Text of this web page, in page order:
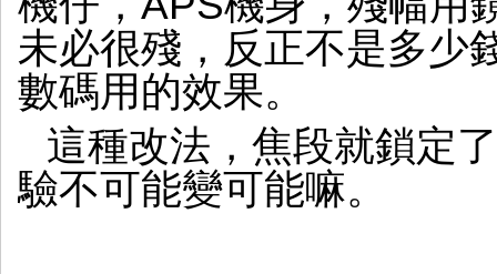
aps
殺
機
取
鏡
未必很殘，反正不是多少
數碼用的效果。
這種改法，焦段就鎖定
驗不可能變可能嘛。